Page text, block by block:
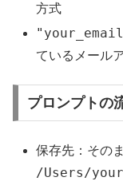
方式
ているメール
プロンプトの
保存先：その
/Users/